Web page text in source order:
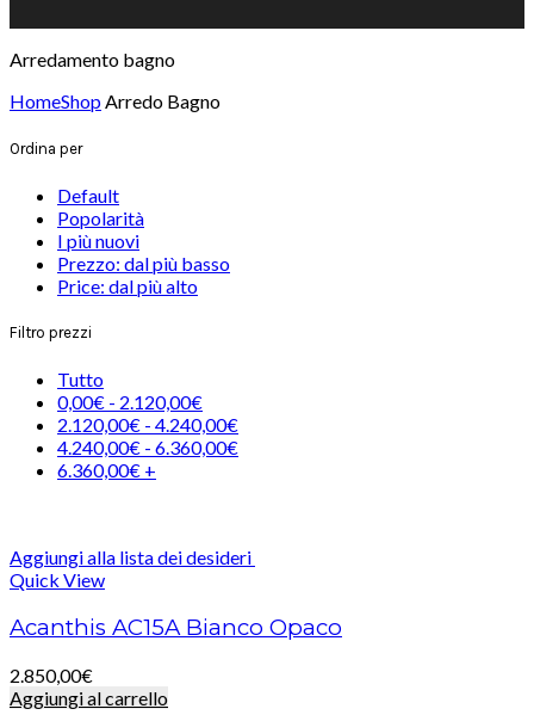
Arredamento bagno
HomeShopArredo Bagno
Ordina per
Default
Popolarità
I più nuovi
Prezzo: dal più basso
Price: dal più alto
Filtro prezzi
Tutto
0,00€ - 2.120,00€
2.120,00€ - 4.240,00€
4.240,00€ - 6.360,00€
6.360,00€ +
Aggiungi alla lista dei desideri
Quick View
Acanthis AC15A Bianco Opaco
2.850,00€
Aggiungi al carrello